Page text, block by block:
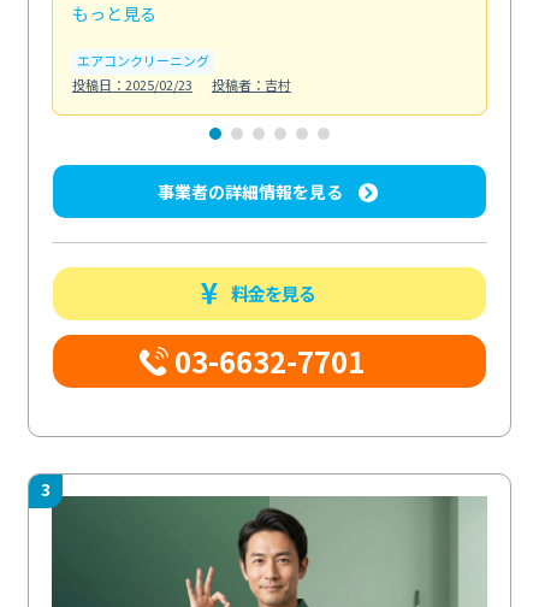
もっと見る
エアコンクリーニング
投稿日：2025/02/23
投稿者：吉村
事業者の詳細情報を見る
料金を見る
03-6632-7701
3